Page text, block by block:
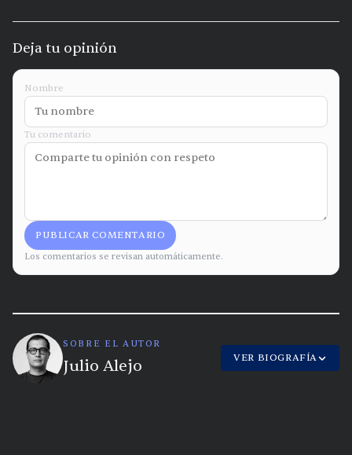
Deja tu opinión
Nombre
Tu comentario
PUBLICAR COMENTARIO
Los comentarios se revisan automáticamente.
SOBRE EL AUTOR
Julio Alejo VER BIOGRAFÍA